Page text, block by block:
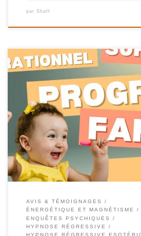
par Shaff
133-FR – Florence – Transgénérationnel,
programmes familiaux ? – Shafik Ben
Amar Hypnose Régressive ésotériques
enquête psychique, en remote viewing
familiales et comment s’en débarrasser.
inattendue, ce fut vraiment une surprise,
programmations familiale. Enjoy Bon
AVIS & TÉMOIGNAGES
ÉNERGÉTIQUE ET MAGNÉTISME
ENQUÊTES PSYCHIQUES
HYPNOSE RÉGRESSIVE
HYPNOSE RÉGRESSIVE